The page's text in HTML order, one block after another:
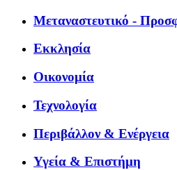
Μεταναστευτικό -
Εκκλησία
Οικονομία
Τεχνολογία
Περιβάλλον & Ενέργεια
Υγεία & Επιστήμη